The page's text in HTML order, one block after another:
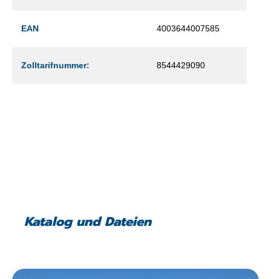
EAN 4003644007585
Zolltarifnummer: 8544429090
Katalog und Dateien